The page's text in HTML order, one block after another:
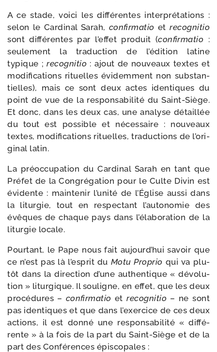
A ce stade, voi­ci les dif­fé­rentes inter­pré­ta­tions :
selon le Cardinal Sarah, confir­ma­tio etrecog­ni­tio
sont dif­fé­rentes par l’ef­fet pro­duit (confir­ma­tio :
seule­ment la tra­duc­tion de l’é­di­tion latine
typique ;recog­ni­tio : ajout de nou­veaux textes et
modi­fi­ca­tions rituelles évi­dem­ment non sub­stan­
tielles), mais ce sont deux actes iden­tiques du
point de vue de la res­pon­sa­bi­li­té du Saint-​Siège.
Et donc, dans les deux cas, une ana­lyse détaillée
du tout est pos­sible et néces­saire : nou­veaux
textes, modi­fi­ca­tions rituelles, tra­duc­tions de l’o­ri­
gi­nal latin.
La pré­oc­cu­pa­tion du Cardinal Sarah en tant que
Préfet de la Congrégation pour le Culte Divin est
évi­dente : main­te­nir l’u­ni­té de l’Église aus­si dans
la litur­gie, tout en res­pec­tant l’au­to­no­mie des
évêques de chaque pays dans l’é­la­bo­ra­tion de la
litur­gie locale.
Pourtant, le Pape nous fait aujourd’­hui savoir que
ce n’est pas là l’es­prit du Motu Proprio qui va plu­
tôt dans la direc­tion d’une authen­tique « dévo­lu­
tion » litur­gique. Il sou­ligne, en effet, que les deux
pro­cé­dures – confir­ma­tio et recog­ni­tio – ne sont
pas iden­tiques et que dans l’exer­cice de ces deux
actions, il est don­né une res­pon­sa­bi­li­té « dif­fé­
rente » à la fois de la part du Saint-​Siège et de la
part des Conférences épiscopales :